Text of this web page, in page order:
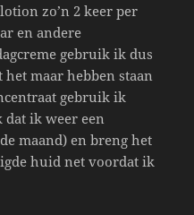
zo’n 2 keer per
en andere
gebruik ik dus
maar hebben staan
gebruik ik
ik weer een
maand) en breng het
huid net voordat ik